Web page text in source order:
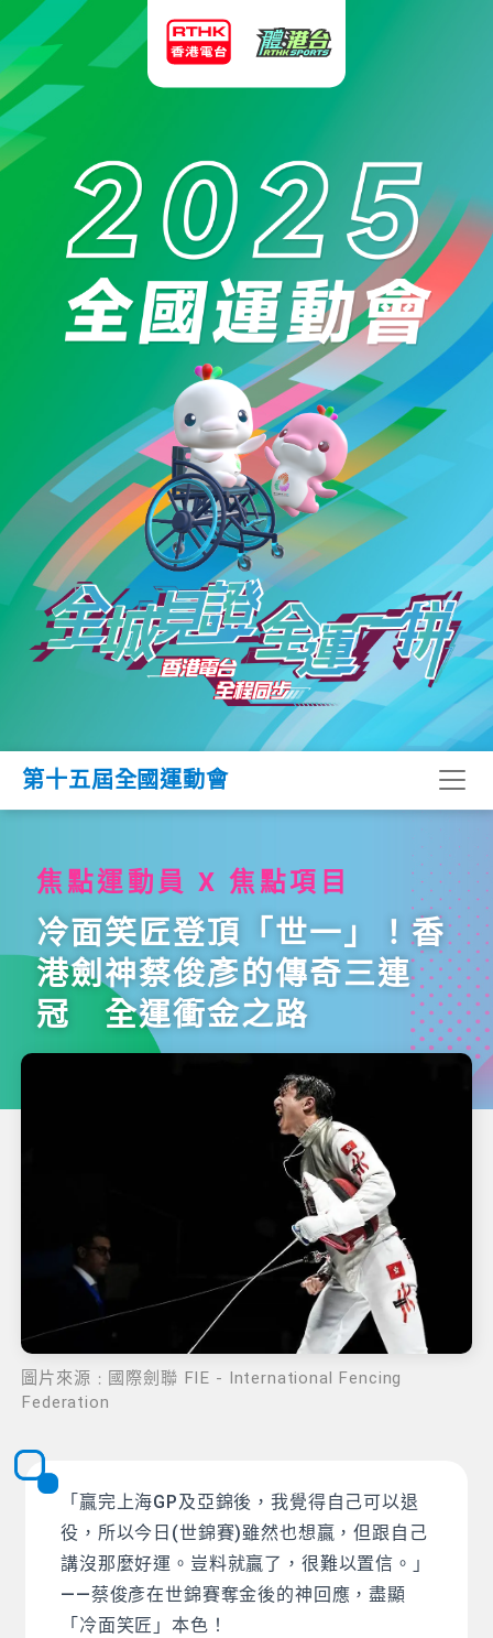
第十五屆全國運動會
焦點運動員 X 焦點項目
冷面笑匠登頂「世一」！香
港劍神蔡俊彥的傳奇三連
冠 全運衝金之路
圖片來源﹕國際劍聯 FIE - International Fencing
Federation
「贏完上海GP及亞錦後，我覺得自己可以退
役，所以今日(世錦賽)雖然也想贏，但跟自己
講沒那麼好運。豈料就贏了，很難以置信。」
——蔡俊彥在世錦賽奪金後的神回應，盡顯
「冷面笑匠」本色！